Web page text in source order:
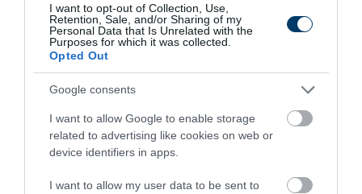
I want to opt-out of Collection, Use,
Retention, Sale, and/or Sharing of my
Personal Data that Is Unrelated with the
Purposes for which it was collected.
Opted Out
Google consents
I want to allow Google to enable storage
related to advertising like cookies on web or
device identifiers in apps.
I want to allow my user data to be sent to
Fungus Dries Up And Falls Off After The First
Use
189 120 176